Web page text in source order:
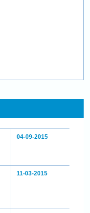
04-09-2015
11-03-2015